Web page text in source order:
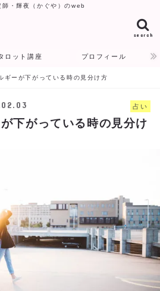
師・輝夜（かぐや）のweb
search
ロット講座 プロフィール
ギーが下がっている時の見分け方
占い
下がっている時の見分け